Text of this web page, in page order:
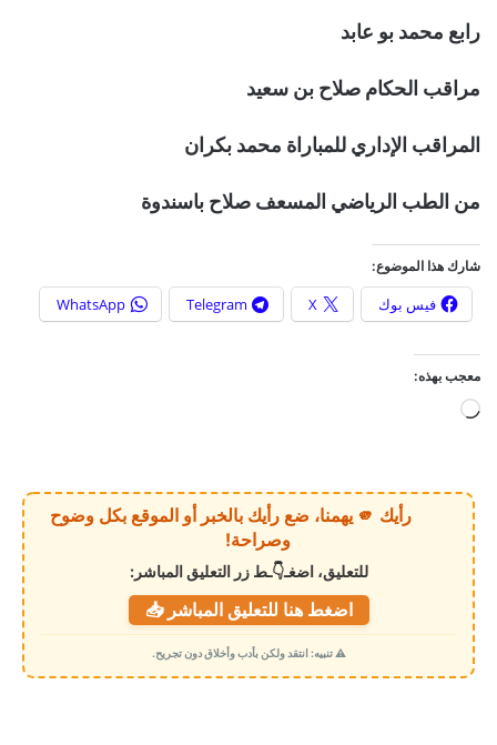
رابع محمد بو عابد
مراقب الحكام صلاح بن سعيد
المراقب الإداري للمباراة محمد بكران
من الطب الرياضي المسعف صلاح باسندوة
شارك هذا الموضوع:
فيس بوك X
Telegram
WhatsApp
معجب بهذه:
ي
م
ي
رأيك 🫵 يهمنا، ضع رأيك بالخبر أو الموقع بكل وضوح
وصراحة!
للتعليق، اضغـ👇ـط زر التعليق المباشر:
اضغط هنا للتعليق المباشر 📥
⚠️ تنبيه: انتقد ولكن بأدب وأخلاق دون تجريح.